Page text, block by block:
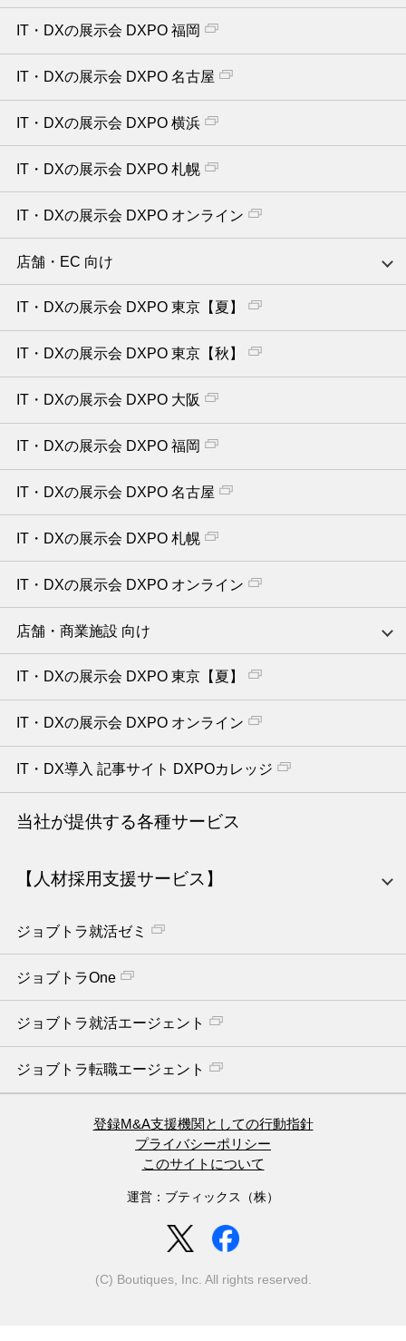
IT・DXの展示会 DXPO 福岡
IT・DXの展示会 DXPO 名古屋
IT・DXの展示会 DXPO 横浜
IT・DXの展示会 DXPO 札幌
IT・DXの展示会 DXPO オンライン
店舗・EC 向け
IT・DXの展示会 DXPO 東京【夏】
IT・DXの展示会 DXPO 東京【秋】
IT・DXの展示会 DXPO 大阪
IT・DXの展示会 DXPO 福岡
IT・DXの展示会 DXPO 名古屋
IT・DXの展示会 DXPO 札幌
IT・DXの展示会 DXPO オンライン
店舗・商業施設 向け
IT・DXの展示会 DXPO 東京【夏】
IT・DXの展示会 DXPO オンライン
IT・DX導入 記事サイト DXPOカレッジ
当社が提供する各種サービス
【人材採用支援サービス】
ジョブトラ就活ゼミ
ジョブトラOne
ジョブトラ就活エージェント
ジョブトラ転職エージェント
登録M&A支援機関としての行動指針
プライバシーポリシー
このサイトについて
運営：ブティックス（株）
(C) Boutiques, Inc. All rights reserved.